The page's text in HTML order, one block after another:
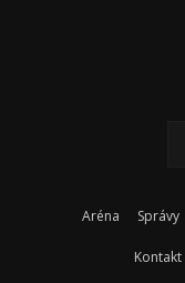
Aréna Správy
Kontakt